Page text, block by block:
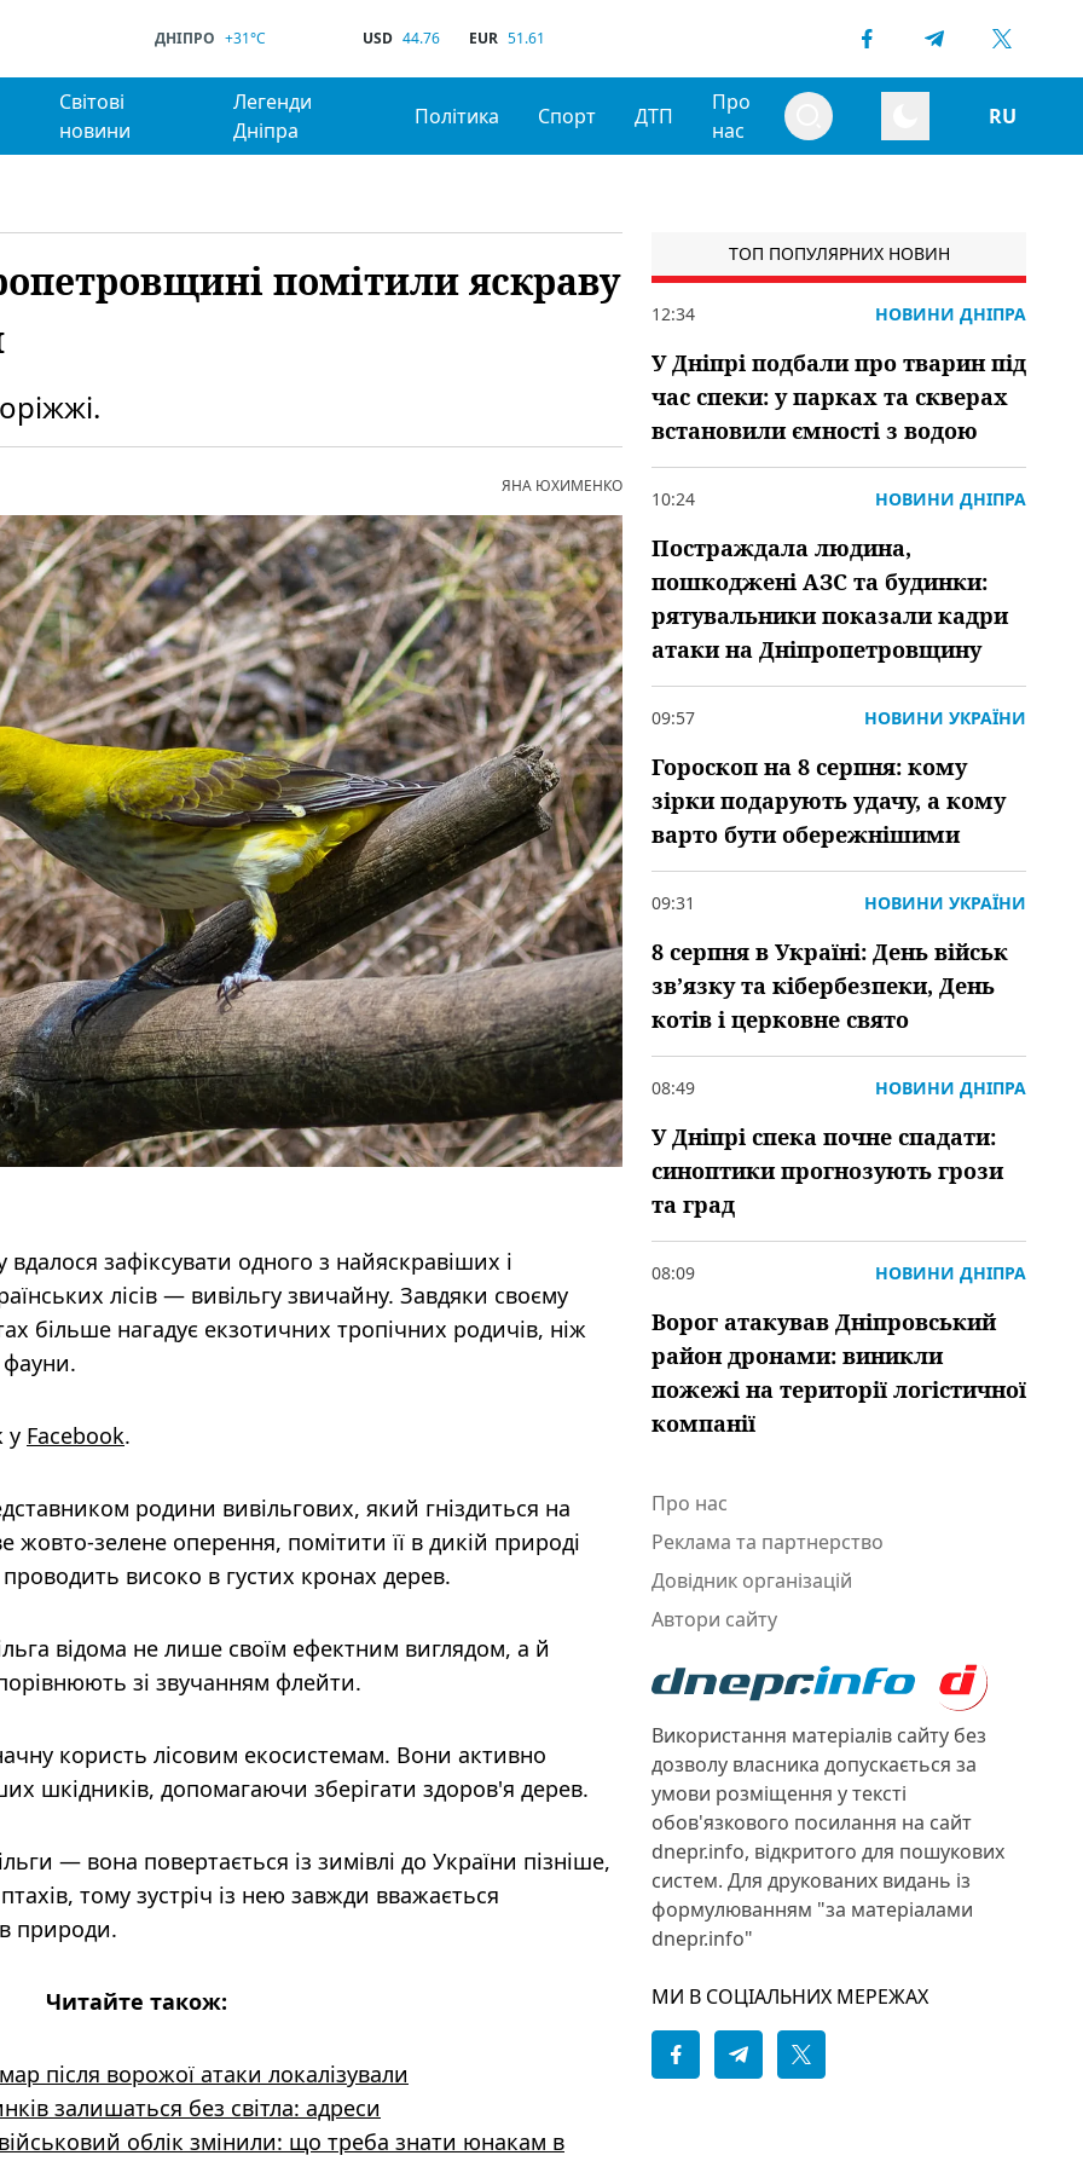
ДНІПРО +31°C USD 44.76 EUR 51.61
Світові
новини
Легенди
Дніпра
Політика Спорт ДТП
Про
нас
RU
помітили яскраву
ЯНА ЮХИМЕНКО
зафіксувати одного з найяскравіших і
лісів — вивільгу звичайну. Завдяки своєму
більше нагадує екзотичних тропічних родичів, ніж
фауни.
у Facebook.
родини вивільгових, який гніздиться на
жовто-зелене оперення, помітити її в дикій природі
високо в густих кронах дерев.
відома не лише своїм ефектним виглядом, а й
зі звучанням флейти.
користь лісовим екосистемам. Вони активно
шкідників, допомагаючи зберігати здоров'я дерев.
— вона повертається із зимівлі до України пізніше,
тому зустріч із нею завжди вважається
природи.
Читайте також:
після ворожої атаки локалізували
залишаться без світла: адреси
облік змінили: що треба знати юнакам в
ТОП ПОПУЛЯРНИХ НОВИН
12:34 НОВИНИ ДНІПРА
У Дніпрі подбали про тварин під
час спеки: у парках та скверах
встановили ємності з водою
10:24 НОВИНИ ДНІПРА
Постраждала людина,
пошкоджені АЗС та будинки:
рятувальники показали кадри
атаки на Дніпропетровщину
09:57 НОВИНИ УКРАЇНИ
Гороскоп на 8 серпня: кому
зірки подарують удачу, а кому
варто бути обережнішими
09:31 НОВИНИ УКРАЇНИ
8 серпня в Україні: День військ
зв’язку та кібербезпеки, День
котів і церковне свято
08:49 НОВИНИ ДНІПРА
У Дніпрі спека почне спадати:
синоптики прогнозують грози
та град
08:09 НОВИНИ ДНІПРА
Ворог атакував Дніпровський
район дронами: виникли
пожежі на території логістичної
компанії
Про нас
Реклама та партнерство
Довідник організацій
Автори сайту
Використання матеріалів сайту без
дозволу власника допускається за
умови розміщення у тексті
обов'язкового посилання на сайт
dnepr.info, відкритого для пошукових
систем. Для друкованих видань із
формулюванням "за матеріалами
dnepr.info"
МИ В СОЦІАЛЬНИХ МЕРЕЖАХ